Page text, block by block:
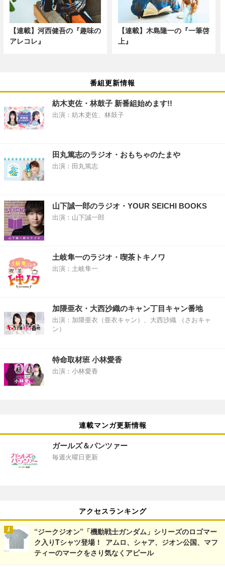
【連載】河西健吾の『趣味の
アレコレ』
【連載】木島隆一の『一筆啓
上』
番組更新情報
紡木吏佐・林鼓子 新番組始めます!!
出演：紡木吏佐、林鼓子
田丸篤志のラジオ・おもちゃのたまや
出演：田丸篤志
山下誠一郎のラジオ・YOUR SEICHI BOOKS
出演：山下誠一郎
土岐隼一のラジオ・喫茶トキノワ
出演：土岐隼一
加隈亜衣・大西沙織のキャン丁目キャン番地
出演：加隈亜衣（亜衣キャン）、大西沙織 （さおキャ
ン）
特命取材班 小林愛香
出演：小林愛香
連載マンガ更新情報
ガールズ＆パンツァー
毎週火曜日更新
アクセスランキング
“ジークジオン”「機動戦士ガンダム」シリーズのロゴマー
ク入りTシャツ登場！ アムロ、シャア、ジオン公国、マフ
ティーのマークをさり気なくアピール